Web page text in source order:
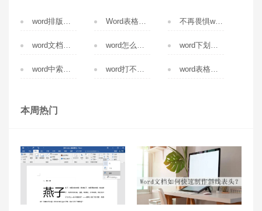
word排版教程详解：1分钟学会，工作效率翻倍 Word表格中如何制作斜线表头 不再畏惧word页码设置，要不从任意页开始
word文档如何加密？怎么解密 word怎么插入脚注？word批量插入脚注 word下划线不显示怎么办？
word中索引表怎么做【图文教程】 word打不开经常崩溃且无保存怎么办? word表格跨页断开怎么办？怎么解决
本周热门